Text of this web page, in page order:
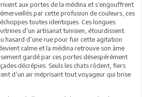
aux portes de la médina et s’engouffrent
par cette profusion de couleurs, ces
toutes identiques. Ces longues
d’un artisanat tunisien, étourdissent.
hasard d’une rue pour fuir cette agitation
calme et la médina retrouve son âme
gardé par ces portes désespérément
décrépies. Seuls les chats rôdent, fiers
d’un air méprisant tout voyageur qui brise